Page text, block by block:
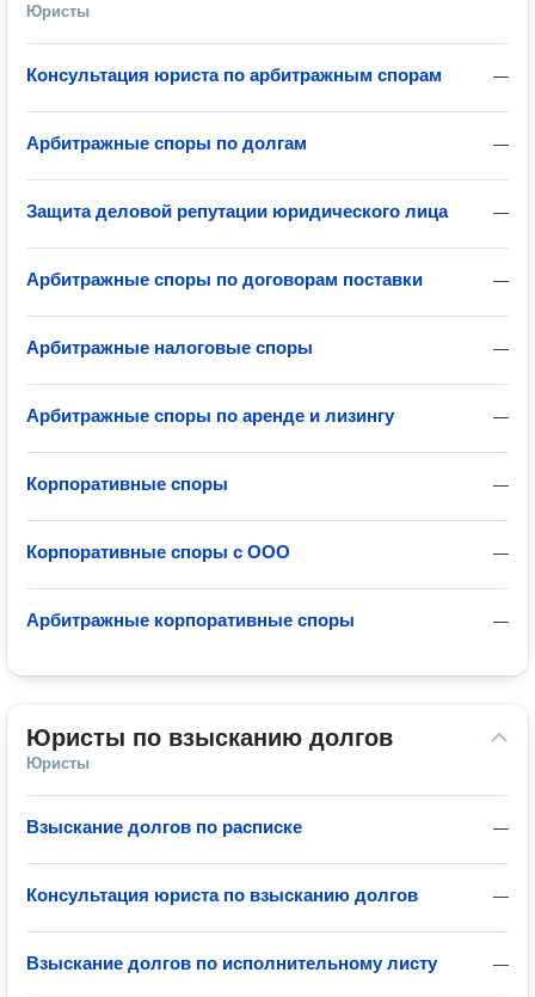
Юристы
—
Консультация юриста по арбитражным спорам
—
Арбитражные споры по долгам
—
Защита деловой репутации юридического лица
—
Арбитражные споры по договорам поставки
—
Арбитражные налоговые споры
—
Арбитражные споры по аренде и лизингу
—
Корпоративные споры
—
Корпоративные споры с ООО
—
Арбитражные корпоративные споры
Юристы по взысканию долгов
Юристы
—
Взыскание долгов по расписке
—
Консультация юриста по взысканию долгов
—
Взыскание долгов по исполнительному листу